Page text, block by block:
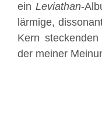
einLeviathan-
lärmige,
Kern
der meiner